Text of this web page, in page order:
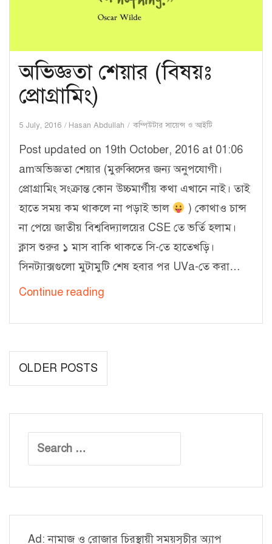
অভিজ্ঞতা শেয়ার (বিষয়ঃ
প্রোগ্রামিং)
5 July, 2016 Hasan Abdullah কম্পিউটার সায়েন্স ও আইটি
Post updated on 19th October, 2016 at 01:06
amঅভিজ্ঞতা শেয়ার (মুরুব্বিদের জন্য অনুপযোগী।
প্রোগ্রামিং সংক্রান্ত কোন উচ্চমার্গীয় কথা এখানে নাই। তাই
হাতে সময় কম থাকলে না পড়াই ভাল
) কোথাও চান্স
না পেয়ে জাতীয় বিশ্ববিদ্যালয়ের CSE তে ভর্তি হলাম।
ক্লাস শুরুর ১ মাস বাকি থাকতে সি-তে হাতেখড়ি।
সিনট্যাক্সগুলো মুটামুটি শেষ হবার পর UVa-তে করা…
Continue reading
প্রোগ্রামিং)
Posts
navigation
OLDER POSTS
for:
Ad: নামাজ ও রোজার চিরস্থায়ী সময়সূচীর অ্যাপ